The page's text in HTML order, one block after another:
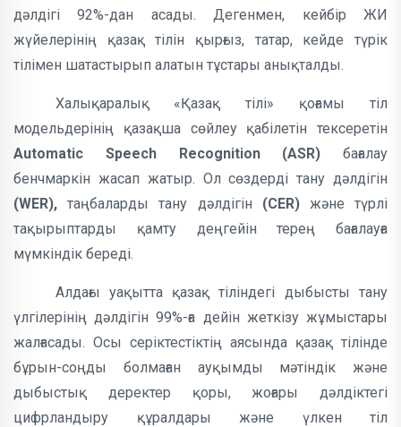
дәлдігі 92%-дан асады. Дегенмен, кейбір ЖИ
жүйелерінің қазақ тілін қырғыз, татар, кейде түрік
тілімен шатастырып алатын тұстары анықталды.
Халықаралық «Қазақ тілі» қоғамы тіл
модельдерінің қазақша сөйлеу қабілетін тексеретін
Automatic Speech Recognition (ASR) бағалау
бенчмаркін жасап жатыр. Ол сөздерді тану дәлдігін
(WER),таңбаларды тану дәлдігін (CER) және
түрлі
тақырыптарды қамту деңгейін терең бағалауға
мүмкіндік береді.
Алдағы уақытта қазақ тіліндегі дыбысты тану
үлгілерінің дәлдігін 99%-ға дейін жеткізу жұмыстары
жалғасады. Осы серіктестіктің аясында қазақ тілінде
бұрын-соңды болмаған ауқымды мәтіндік және
дыбыстық деректер қоры, жоғары дәлдіктегі
цифрландыру құралдары және үлкен тіл